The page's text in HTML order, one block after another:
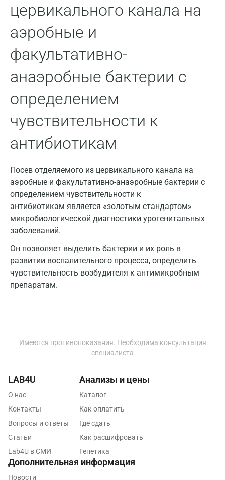
цервикального канала на
аэробные и
факультативно-
анаэробные бактерии с
определением
чувствительности к
антибиотикам
Посев отделяемого из цервикального канала на
аэробные и факультативно-анаэробные бактерии с
определением чувствительности к
антибиотикам является «золотым стандартом»
микробиологической диагностики урогенитальных
заболеваний.
Он позволяет выделить бактерии и их роль в
развитии воспалительного процесса, определить
чувствительность возбудителя к антимикробным
препаратам.
Долгопрудный
Домодедово
Екатеринбург
Жуковский
Звенигород
Зеленоград
Иваново
Ижевск
Истра
Йошкар-Ола
Калининград
Калуга
Кемерово
Красногорск
Краснодар
Курск
Имеются противопоказания. Необходима консультация
специалиста
LAB4U
О нас
Контакты
Вопросы и ответы
Статьи
Lab4U в СМИ
Анализы и цены
Каталог
Как оплатить
Где сдать
Как расшифровать
Генетика
Дополнительная информация
Новости